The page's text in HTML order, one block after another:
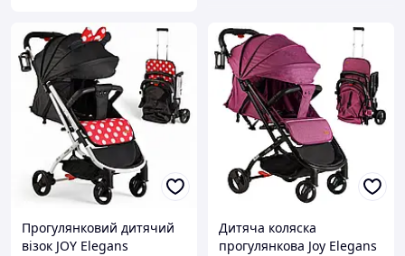
Прогулянковий дитячий
візок JOY Elegans
Дитяча коляска
прогулянкова Joy Elegans